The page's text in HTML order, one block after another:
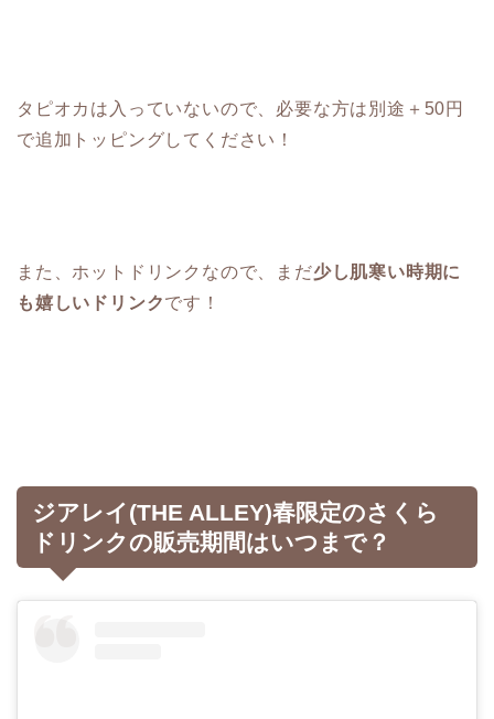
タピオカは入っていないので、必要な方は別途＋50円
で追加トッピングしてください！
また、ホットドリンクなので、まだ少し肌寒い時期に
も嬉しいドリンクです！
ジアレイ(THE ALLEY)春限定のさくら
ドリンクの販売期間はいつまで？